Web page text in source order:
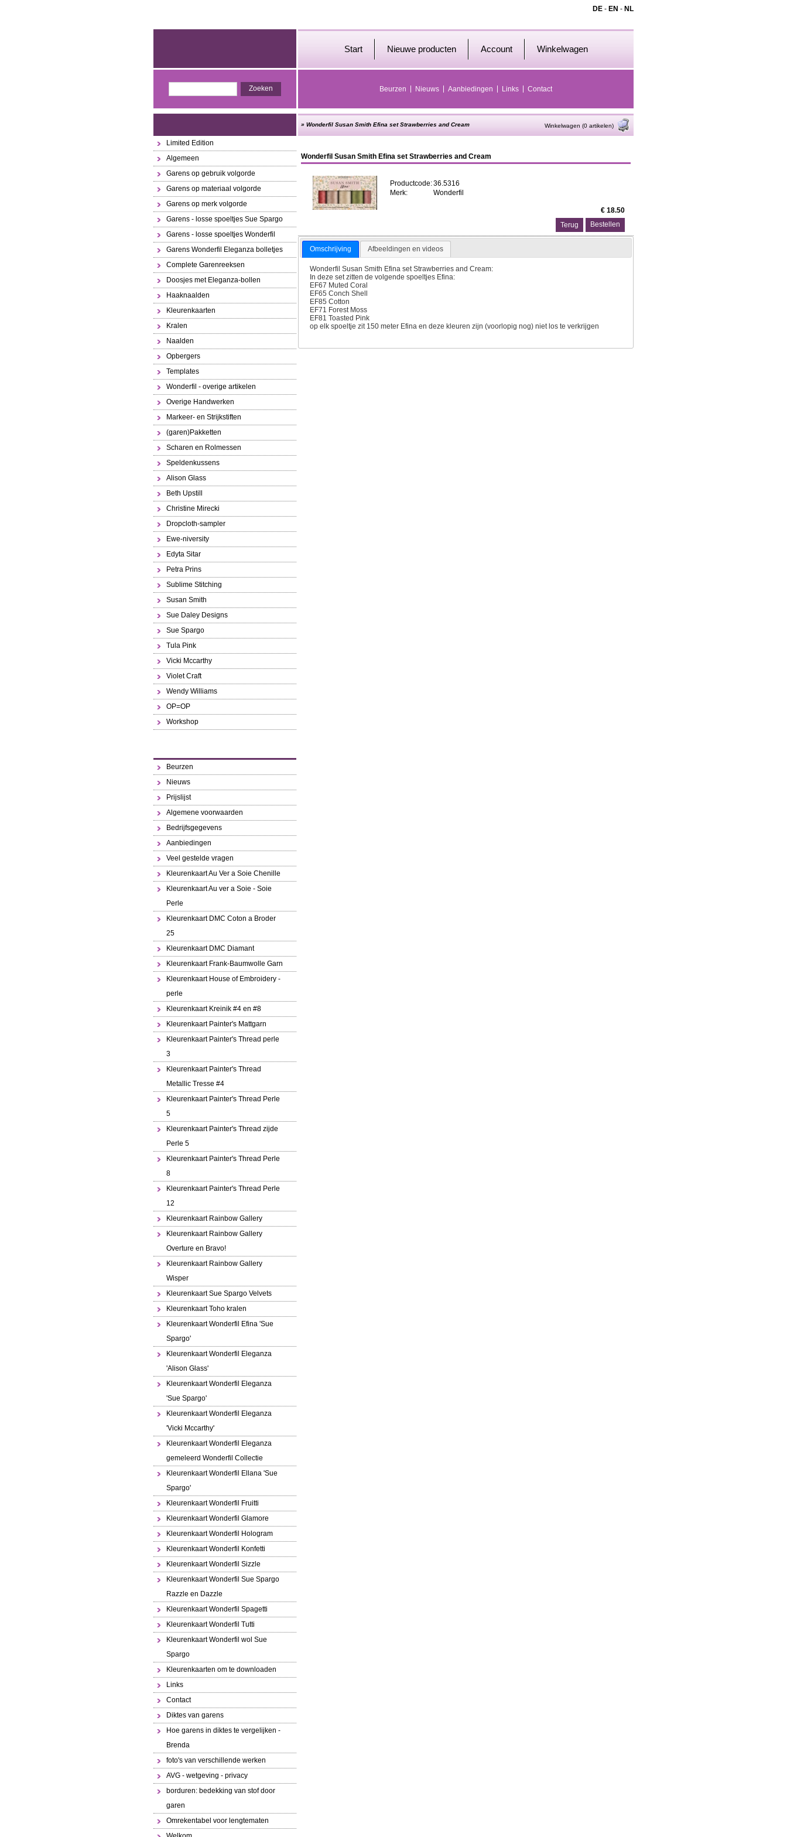
DE - EN - NL
Start Nieuwe producten Account Winkelwagen
Beurzen Nieuws Aanbiedingen Links Contact
Limited Edition
Algemeen
Garens op gebruik volgorde
Garens op materiaal volgorde
Garens op merk volgorde
Garens - losse spoeltjes Sue Spargo
Garens - losse spoeltjes Wonderfil
Garens Wonderfil Eleganza bolletjes
Complete Garenreeksen
Doosjes met Eleganza-bollen
Haaknaalden
Kleurenkaarten
Kralen
Naalden
Opbergers
Templates
Wonderfil - overige artikelen
Overige Handwerken
Markeer- en Strijkstiften
(garen)Pakketten
Scharen en Rolmessen
Speldenkussens
Alison Glass
Beth Upstill
Christine Mirecki
Dropcloth-sampler
Ewe-niversity
Edyta Sitar
Petra Prins
Sublime Stitching
Susan Smith
Sue Daley Designs
Sue Spargo
Tula Pink
Vicki Mccarthy
Violet Craft
Wendy Williams
OP=OP
Workshop
Beurzen
Nieuws
Prijslijst
Algemene voorwaarden
Bedrijfsgegevens
Aanbiedingen
Veel gestelde vragen
Kleurenkaart Au Ver a Soie Chenille
Kleurenkaart Au ver a Soie - Soie
Perle
Kleurenkaart DMC Coton a Broder
25
Kleurenkaart DMC Diamant
Kleurenkaart Frank-Baumwolle Garn
Kleurenkaart House of Embroidery -
perle
Kleurenkaart Kreinik #4 en #8
Kleurenkaart Painter's Mattgarn
Kleurenkaart Painter's Thread perle
3
Kleurenkaart Painter's Thread
Metallic Tresse #4
Kleurenkaart Painter's Thread Perle
5
Kleurenkaart Painter's Thread zijde
Perle 5
Kleurenkaart Painter's Thread Perle
8
Kleurenkaart Painter's Thread Perle
12
Kleurenkaart Rainbow Gallery
Kleurenkaart Rainbow Gallery
Overture en Bravo!
Kleurenkaart Rainbow Gallery
Wisper
Kleurenkaart Sue Spargo Velvets
Kleurenkaart Toho kralen
Kleurenkaart Wonderfil Efina 'Sue
Spargo'
Kleurenkaart Wonderfil Eleganza
'Alison Glass'
Kleurenkaart Wonderfil Eleganza
'Sue Spargo'
Kleurenkaart Wonderfil Eleganza
'Vicki Mccarthy'
Kleurenkaart Wonderfil Eleganza
gemeleerd Wonderfil Collectie
Kleurenkaart Wonderfil Ellana 'Sue
Spargo'
Kleurenkaart Wonderfil Fruitti
Kleurenkaart Wonderfil Glamore
Kleurenkaart Wonderfil Hologram
Kleurenkaart Wonderfil Konfetti
Kleurenkaart Wonderfil Sizzle
Kleurenkaart Wonderfil Sue Spargo
Razzle en Dazzle
Kleurenkaart Wonderfil Spagetti
Kleurenkaart Wonderfil Tutti
Kleurenkaart Wonderfil wol Sue
Spargo
Kleurenkaarten om te downloaden
Links
Contact
Diktes van garens
Hoe garens in diktes te vergelijken -
Brenda
foto's van verschillende werken
AVG - wetgeving - privacy
borduren: bedekking van stof door
garen
Omrekentabel voor lengtematen
» Wonderfil Susan Smith Efina set Strawberries and Cream Winkelwagen (0 artikelen)
Wonderfil Susan Smith Efina set Strawberries and Cream
Productcode:36.5316
Merk:
Wonderfil
€ 18.50
Terug
Omschrijving Afbeeldingen en videos
Wonderfil Susan Smith Efina set Strawberries and Cream:
In deze set zitten de volgende spoeltjes Efina:
EF67 Muted Coral
EF65 Conch Shell
EF85 Cotton
EF71 Forest Moss
EF81 Toasted Pink
op elk spoeltje zit 150 meter Efina en deze kleuren zijn (voorlopig nog) niet los te verkrijgen